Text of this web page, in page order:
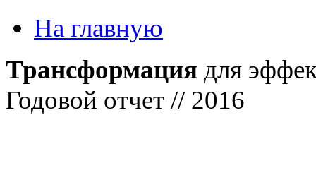
На главную
Трансформация для
Годовой отчет // 2016